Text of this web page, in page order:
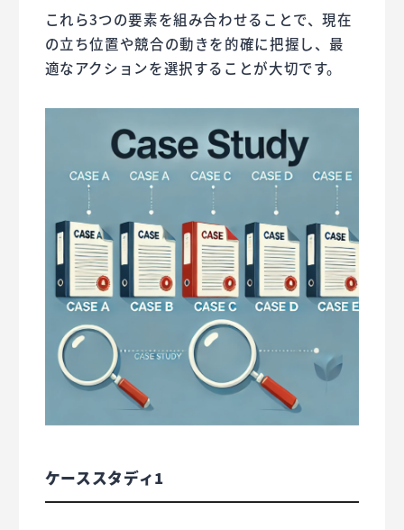
これら3つの要素を組み合わせることで、現在
の立ち位置や競合の動きを的確に把握し、最
適なアクションを選択することが大切です。
ケーススタディ1